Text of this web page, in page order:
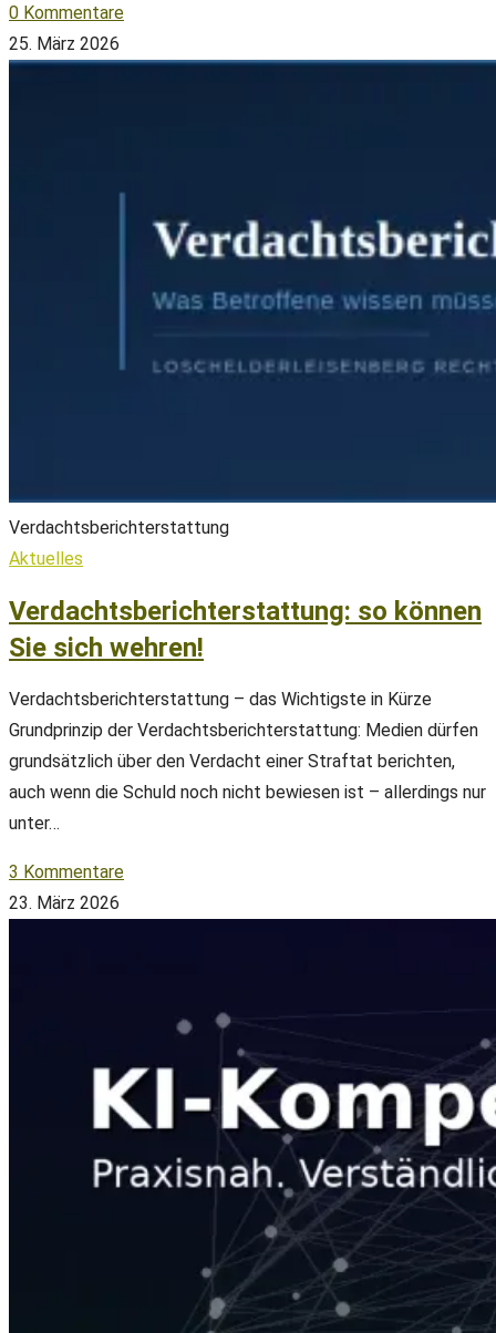
0 Kommentare
25. März 2026
Verdachtsberichterstattung
Aktuelles
Verdachtsberichterstattung: so können
Sie sich wehren!
Verdachtsberichterstattung – das Wichtigste in Kürze
Grundprinzip der Verdachtsberichterstattung: Medien dürfen
grundsätzlich über den Verdacht einer Straftat berichten,
auch wenn die Schuld noch nicht bewiesen ist – allerdings nur
unter…
3 Kommentare
23. März 2026